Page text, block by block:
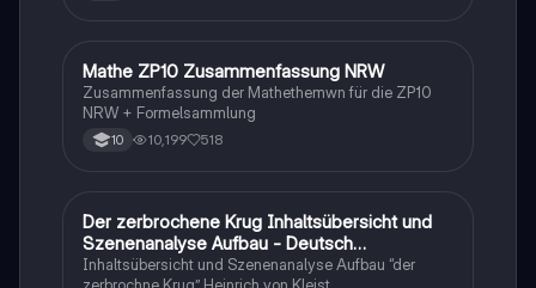
Mathe
Mathe ZP10 Zusammenfassung NRW
Zusammenfassung der Mathethemwn für die ZP10
NRW + Formelsammlung
10 10,199 518
Deutsch
Der zerbrochene Krug Inhaltsübersicht und
Szenenanalyse Aufbau - Deutsch
Q1/Q2/Abitur
Inhaltsübersicht und Szenenanalyse Aufbau “der